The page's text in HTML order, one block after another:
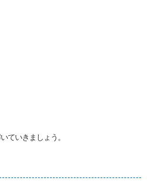
ていきましょう。